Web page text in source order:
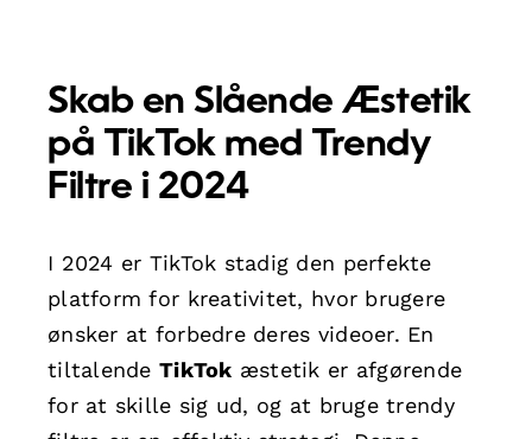
Skab en Slående Æstetik
på TikTok med Trendy
Filtre i 2024
I 2024 er TikTok stadig den perfekte
platform for kreativitet, hvor brugere
ønsker at forbedre deres videoer. En
tiltalende TikTok æstetik er afgørende
for at skille sig ud, og at bruge trendy